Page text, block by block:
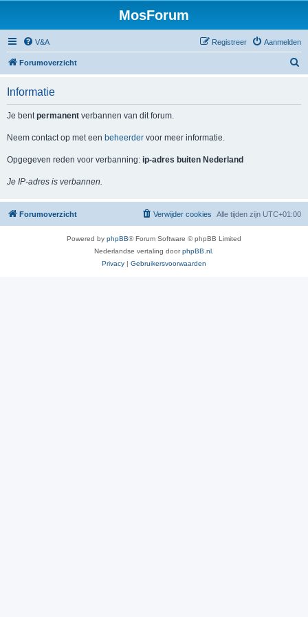
MosForum
V&A Aanmelden
Registreer
Forumoverzicht
Informatie
Je bentpermanent verbannen van dit forum.
Neem contact op met een beheerder voor meer informatie.
Opgegeven reden voor verbanning: ip-adres buiten Nederland
Je IP-adres is verbannen.
Forumoverzicht Alle tijden zijn UTC+01:00
Verwijder cookies
Powered by phpBB® Forum Software © phpBB Limited
Nederlandse vertaling doorphpBB.nl
Privacy | Gebruikersvoorwaarden